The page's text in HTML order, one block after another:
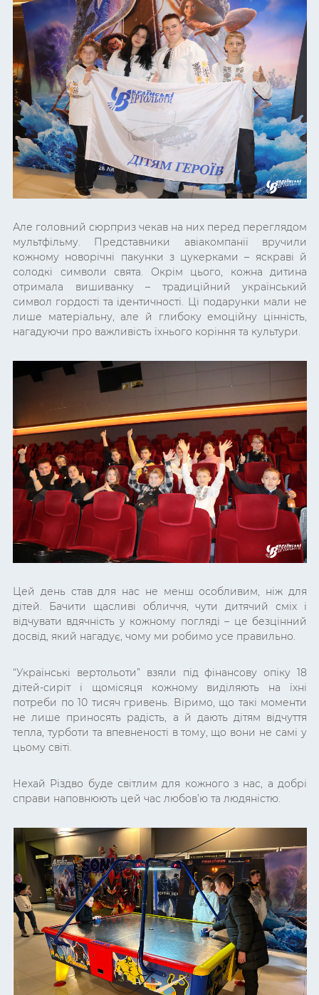
Але головний сюрприз чекав на них перед переглядом
мультфільму. Представники авіакомпанії вручили
кожному новорічні пакунки з цукерками – яскраві й
солодкі символи свята. Окрім цього, кожна дитина
отримала вишиванку – традиційний український
символ гордості та ідентичності. Ці подарунки мали не
лише матеріальну, але й глибоку емоційну цінність,
нагадуючи про важливість їхнього коріння та культури.
Цей день став для нас не менш особливим, ніж для
дітей. Бачити щасливі обличчя, чути дитячий сміх і
відчувати вдячність у кожному погляді – це безцінний
досвід, який нагадує, чому ми робимо усе правильно.
“Українські вертольоти” взяли під фінансову опіку 18
дітей-сиріт і щомісяця кожному виділяють на їхні
потреби по 10 тисяч гривень. Віримо, що такі моменти
не лише приносять радість, а й дають дітям відчуття
тепла, турботи та впевненості в тому, що вони не самі у
цьому світі.
Нехай Різдво буде світлим для кожного з нас, а добрі
справи наповнюють цей час любов’ю та людяністю.